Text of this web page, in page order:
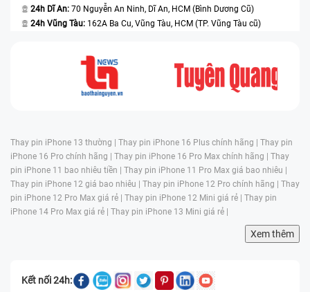
24h Dĩ An: 70 Nguyễn An Ninh, Dĩ An, HCM (Bình Dương Cũ)
24h Vũng Tàu: 162A Ba Cu, Vũng Tàu, HCM (TP. Vũng Tàu cũ)
Thay pin iPhone 13 thường | Thay pin iPhone 16 Plus chính hãng | Thay pin
iPhone 16 Pro chính hãng | Thay pin iPhone 16 Pro Max chính hãng | Thay
pin iPhone 11 bao nhiêu tiền | Thay pin iPhone 11 Pro Max giá bao nhiêu |
Thay pin iPhone 12 giá bao nhiêu | Thay pin iPhone 12 Pro chính hãng | Thay
pin iPhone 12 Pro Max giá rẻ | Thay pin iPhone 12 Mini giá rẻ | Thay pin
iPhone 14 Pro Max giá rẻ | Thay pin iPhone 13 Mini giá rẻ |
Xem thêm
Kết nối 24h: